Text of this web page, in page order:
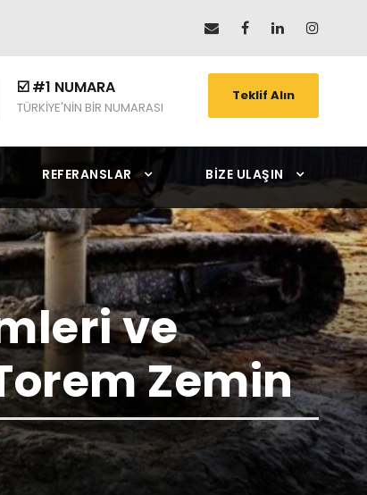
☑️ #1 NUMARA
TÜRKİYE'NİN BİR NUMARASI
Teklif Alın
REFERANSLAR BIZE ULAŞIN
ve
Zemin